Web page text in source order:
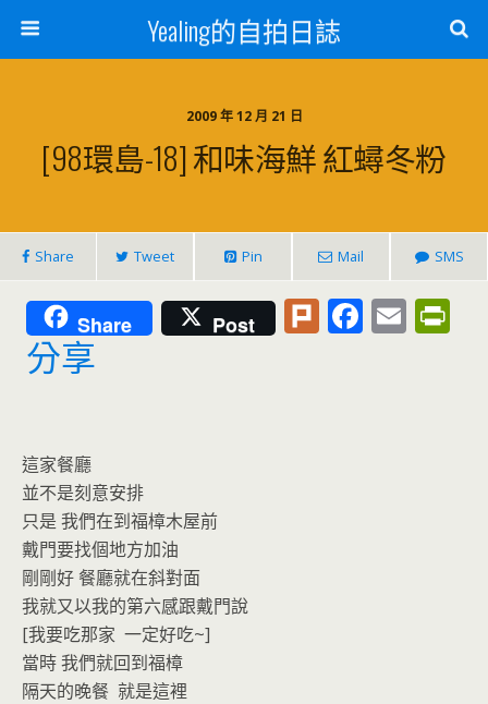
Yealing的自拍日誌
2009 年 12 月 21 日
[98環島-18] 和味海鮮 紅蟳冬粉
Share Tweet Pin Mail SMS
Share Post Pl F E
分享
這家餐廳
並不是刻意安排
只是 我們在到福樟木屋前
戴門要找個地方加油
剛剛好 餐廳就在斜對面
我就又以我的第六感跟戴門說
[我要吃那家 一定好吃~]
當時 我們就回到福樟
隔天的晚餐 就是這裡